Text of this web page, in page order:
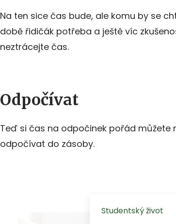
Na ten sice čas bude, ale komu by se
době řidičák potřeba a ještě víc
neztrácejte čas.
Odpočívat
Teď si čas na odpočinek pořád můžete
odpočívat do zásoby.